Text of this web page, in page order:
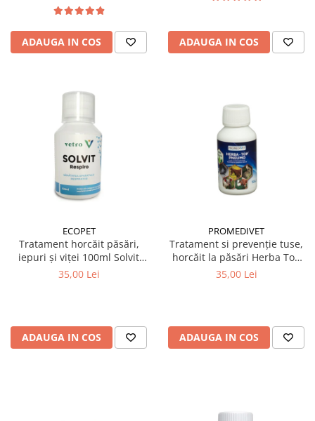
ADAUGA IN COS ADAUGA IN COS
ECOPET
Tratament horcăit păsări,
iepuri și viței 100ml Solvit
Respiro
35,00 Lei
ADAUGA IN COS
PROMEDIVET
Tratament si prevenție tuse,
horcăit la păsări Herba Top
Pneumo 100 ml
35,00 Lei
ADAUGA IN COS